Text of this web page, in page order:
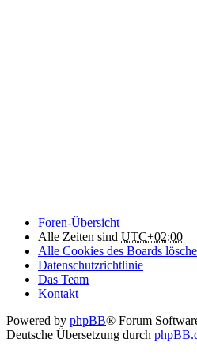
Foren-Übersicht
Alle Zeiten sind UTC+02:00
Alle Cookies des Boards
Datenschutzrichtlinie
Das Team
Kontakt
Powered by phpBB® Forum
Deutsche Übersetzung durch